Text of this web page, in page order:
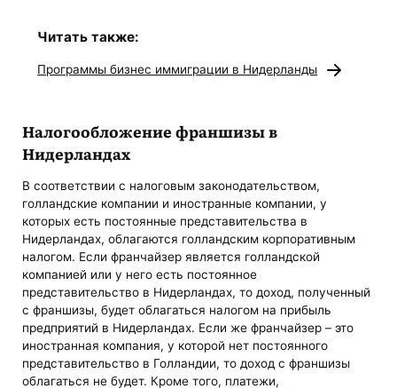
Читать также:
Программы бизнес иммиграции в Нидерланды
Налогообложение франшизы в
Нидерландах
В соответствии с налоговым законодательством,
голландские компании и иностранные компании, у
которых есть постоянные представительства в
Нидерландах, облагаются голландским корпоративным
налогом. Если франчайзер является голландской
компанией или у него есть постоянное
представительство в Нидерландах, то доход, полученный
с франшизы, будет облагаться налогом на прибыль
предприятий в Нидерландах. Если же франчайзер – это
иностранная компания, у которой нет постоянного
представительство в Голландии, то доход с франшизы
облагаться не будет. Кроме того, платежи,